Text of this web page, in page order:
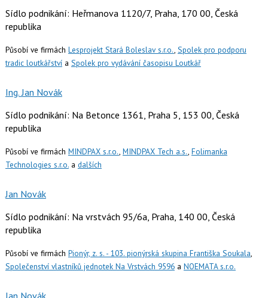
Sídlo podnikání: Heřmanova 1120/7, Praha, 170 00, Česká
republika
Působí ve firmách Lesprojekt Stará Boleslav s.r.o., Spolek pro podporu
tradic loutkářstvía Spolek pro vydávání časopisu Loutkář
Ing. Jan Novák
Sídlo podnikání: Na Betonce 1361, Praha 5, 153 00, Česká
republika
Působí ve firmách MINDPAX s.r.o., MINDPAX Tech a.s., Folimanka
Technologies s.r.o.a dalších
Jan Novák
Sídlo podnikání: Na vrstvách 95/6a, Praha, 140 00, Česká
republika
Působí ve firmách Pionýr, z. s. - 103. pionýrská skupina Františka Soukala,
Společenství vlastníků jednotek Na Vrstvách 9596a NOEMATA s.r.o.
Jan Novák